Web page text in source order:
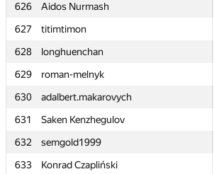
626
Aidos Nurmash
627
titimtimon
628
longhuenchan
629
roman-melnyk
630
adalbert.makarovych
631
Saken Kenzhegulov
632
semgold1999
633
Konrad Czapliński
626
Aidos Nurmash
627
titimtimon
628
longhuenchan
629
roman-melnyk
630
adalbert.makarovych
631
Saken Kenzhegulov
632
semgold1999
633
Konrad Czapliński